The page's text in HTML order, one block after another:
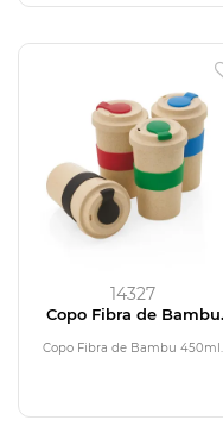
14327
Copo Fibra de Bambu
Copo Fibra de Bambu 450ml.